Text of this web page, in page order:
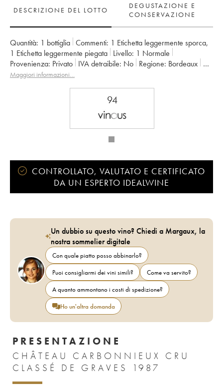
DESCRIZIONE DEL LOTTO
DEGUSTAZIONE E
CONSERVAZIONE
Quantità: 1 bottiglia Commenti: 1 Etichetta leggermente sporca,
1 Etichetta leggermente piegata Livello: 1 Normale
Provenienza:
privato IVA detraibile: no Regione:
Bordeaux
Denominazione: Pessac-Léognan
SC des Grandes Graves
Maggiori informazioni…
94
CONTROLLATO, VALUTATO E CERTIFICATO
DA UN ESPERTO IDEALWINE
Un dubbio su questo vino? Chiedi a Margaux, la
nostra sommelier digitale
Con quale piatto posso abbinarlo?
Puoi consigliarmi dei vini simili?
Come va servito?
A quanto ammontano i costi di spedizione?
Ho un'altra domanda
PRESENTAZIONE
CHÂTEAU CARBONNIEUX CRU
CLASSÉ DE GRAVES 1987